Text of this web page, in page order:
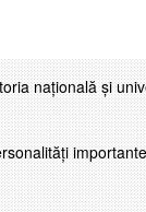
națională și